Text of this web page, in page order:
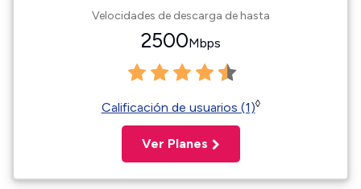
Velocidades de descarga de hasta
2500Mbps
Calificación de usuarios (1)◊
Ver Planes